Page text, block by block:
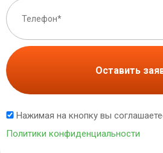
Оставить
Нажимая на кнопку вы
Политики конфиденциальности